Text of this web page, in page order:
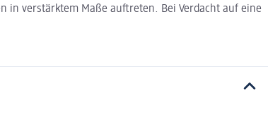
in verstärktem Maße auftreten. Bei Verdacht auf eine